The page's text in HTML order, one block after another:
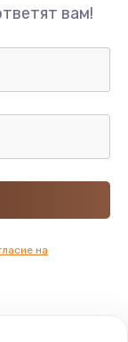
вам!
на